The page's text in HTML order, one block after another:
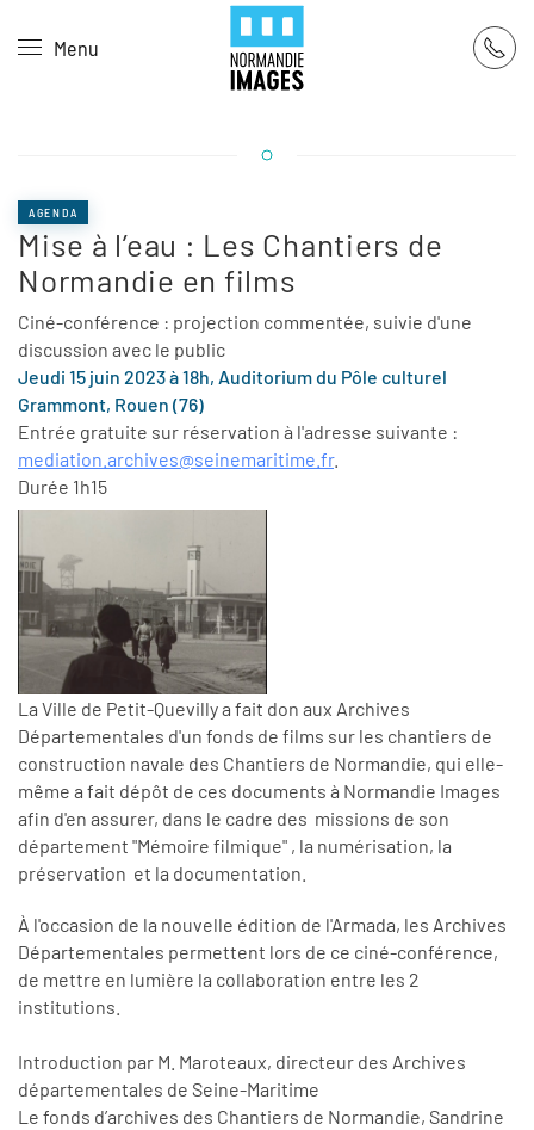
Skip to main content
Menu
AGENDA
Mise à l’eau : Les Chantiers de
Normandie en films
Ciné-conférence : projection commentée, suivie d'une
discussion avec le public
Jeudi 15 juin 2023 à 18h, Auditorium du Pôle culturel
Grammont, Rouen (76)
Entrée gratuite sur réservation à l'adresse suivante :
mediation.archives@seinemaritime.fr.
Durée 1h15
La Ville de Petit-Quevilly a fait don aux Archives
Départementales d'un fonds de films sur les chantiers de
construction navale des Chantiers de Normandie, qui elle-
même a fait dépôt de ces documents à Normandie Images
afin d'en assurer, dans le cadre des missions de son
département "Mémoire filmique" , la numérisation, la
préservation et la documentation.
À l'occasion de la nouvelle édition de l'Armada, les Archives
Départementales permettent lors de ce ciné-conférence,
de mettre en lumière la collaboration entre les 2
institutions.
Introduction par M. Maroteaux, directeur des Archives
départementales de Seine-Maritime
Le fonds d’archives des Chantiers de Normandie, Sandrine
Panneau de gestion des cookies